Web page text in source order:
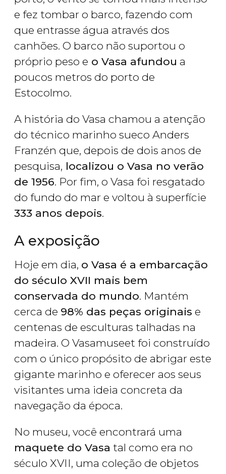
e fez tombar o barco, fazendo com
que entrasse água através dos
canhões. O barco não suportou o
próprio peso e o Vasa afundou a
poucos metros do porto de
Estocolmo.
A história do Vasa chamou a atenção
do técnico marinho sueco Anders
Franzén que, depois de dois anos de
pesquisa, localizou o Vasa no verão
de 1956. Por fim, o Vasa foi resgatado
do fundo do mar e voltou à superfície
333 anos depois.
A exposição
Hoje em dia, o Vasa é a embarcação
do século XVII mais bem
conservada do mundo. Mantém
cerca de 98% das peças originais e
centenas de esculturas talhadas na
madeira. O Vasamuseet foi construído
com o único propósito de abrigar este
gigante marinho e oferecer aos seus
visitantes uma ideia concreta da
navegação da época.
No museu, você encontrará uma
maquete do Vasa tal como era no
século XVII, uma coleção de objetos